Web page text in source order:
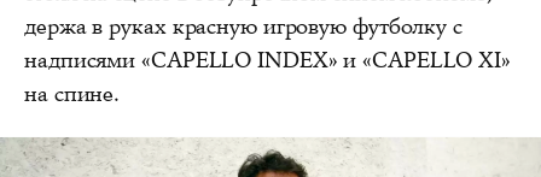
держа в руках красную игровую футболку с
надписями «CAPELLO INDEX» и «CAPELLO XI»
на спине.